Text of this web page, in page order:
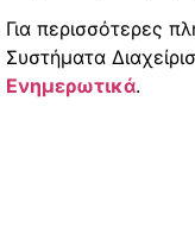
Για περισσότερες
Συστήματα
Ενημερωτικά.